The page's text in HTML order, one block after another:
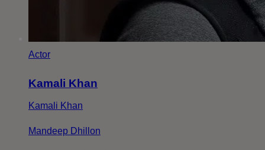
Actor
Kamali Khan
Kamali Khan
Mandeep Dhillon